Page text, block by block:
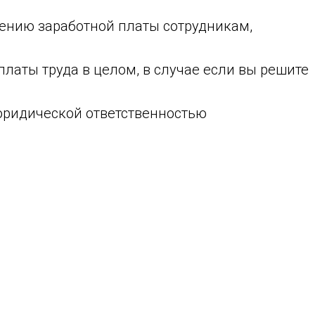
заработной платы сотрудникам,
труда в целом, в случае если вы решите
ответственностью